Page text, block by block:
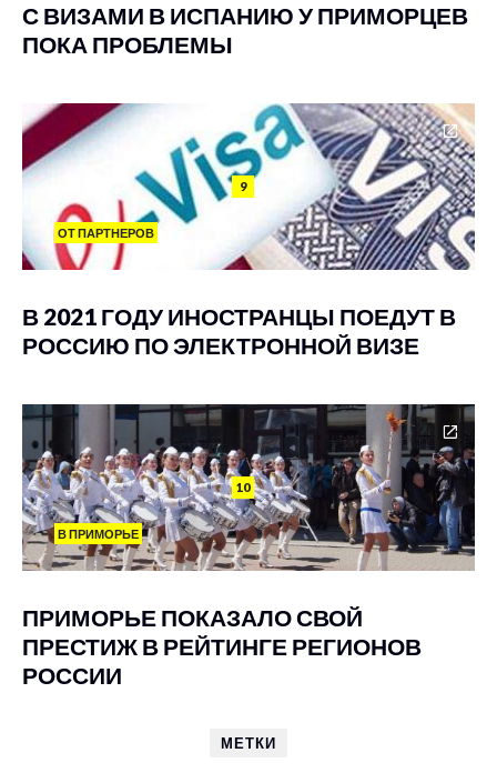
С ВИЗАМИ В ИСПАНИЮ У ПРИМОРЦЕВ
ПОКА ПРОБЛЕМЫ
9
ОТ ПАРТНЕРОВ
В 2021 ГОДУ ИНОСТРАНЦЫ ПОЕДУТ В
РОССИЮ ПО ЭЛЕКТРОННОЙ ВИЗЕ
10
В ПРИМОРЬЕ
ПРИМОРЬЕ ПОКАЗАЛО СВОЙ
ПРЕСТИЖ В РЕЙТИНГЕ РЕГИОНОВ
РОССИИ
МЕТКИ